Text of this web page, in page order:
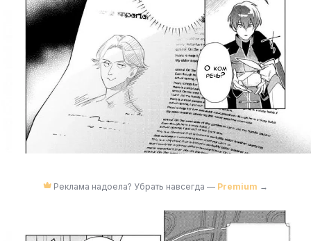
Реклама надоела? Убрать навсегда — Premium →